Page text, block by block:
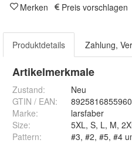
Merken Preis vorschlagen
Produktdetails Zahlung,
Artikelmerkmale
Zustand:
Neu
GTIN / EAN:
8925816855960
Marke:
larsfaber
Size:
Pattern: